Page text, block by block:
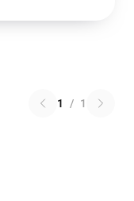
1 / 1